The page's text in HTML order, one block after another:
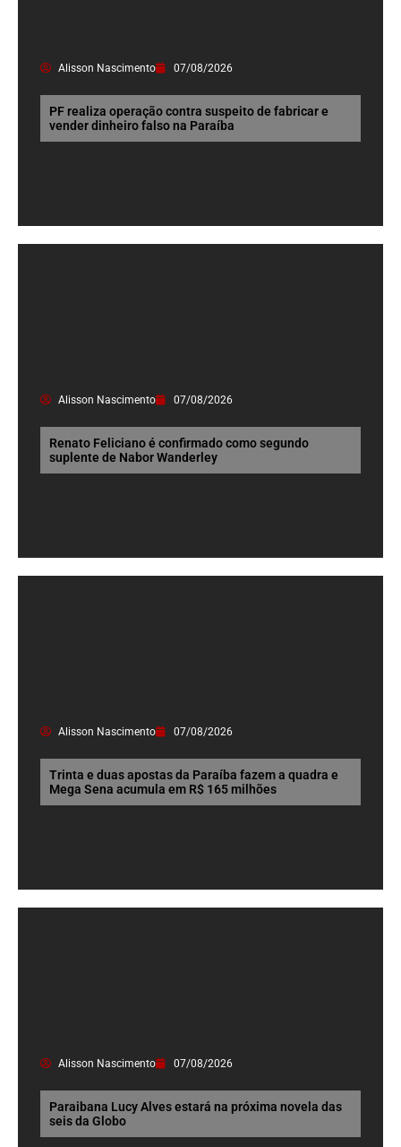
Alisson Nascimento 07/08/2026
PF realiza operação contra suspeito de fabricar e
vender dinheiro falso na Paraíba
Alisson Nascimento 07/08/2026
Renato Feliciano é confirmado como segundo
suplente de Nabor Wanderley
Alisson Nascimento 07/08/2026
Trinta e duas apostas da Paraíba fazem a quadra e
Mega Sena acumula em R$ 165 milhões
Alisson Nascimento 07/08/2026
Paraibana Lucy Alves estará na próxima novela das
seis da Globo